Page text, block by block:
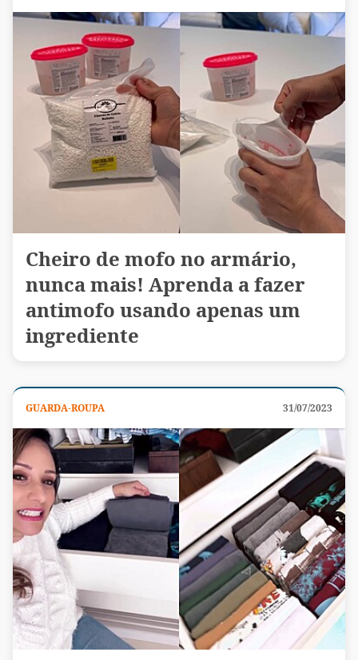
Cheiro de mofo no armário,
nunca mais! Aprenda a fazer
antimofo usando apenas um
ingrediente
GUARDA-ROUPA 31/07/2023